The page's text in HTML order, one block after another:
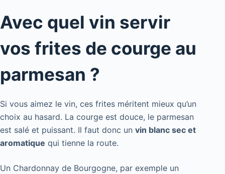
Avec quel vin servir
vos frites de courge au
parmesan ?
Si vous aimez le vin, ces frites méritent mieux qu’un
choix au hasard. La courge est douce, le parmesan
est salé et puissant. Il faut donc un vin blanc sec et
aromatique qui tienne la route.
Un Chardonnay de Bourgogne, par exemple un